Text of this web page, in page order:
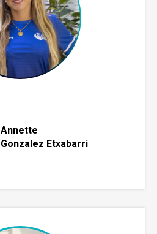
Annette
Gonzalez Etxabarri